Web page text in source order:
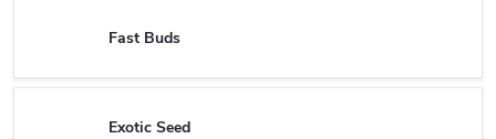
Fast Buds
Exotic Seed